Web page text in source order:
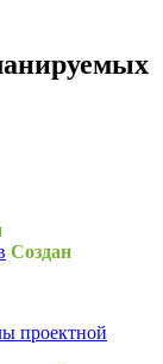
Создан
проектной